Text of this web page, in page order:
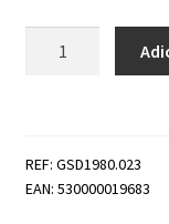
Barra
REF: GSD1980.023
EAN: 530000019683